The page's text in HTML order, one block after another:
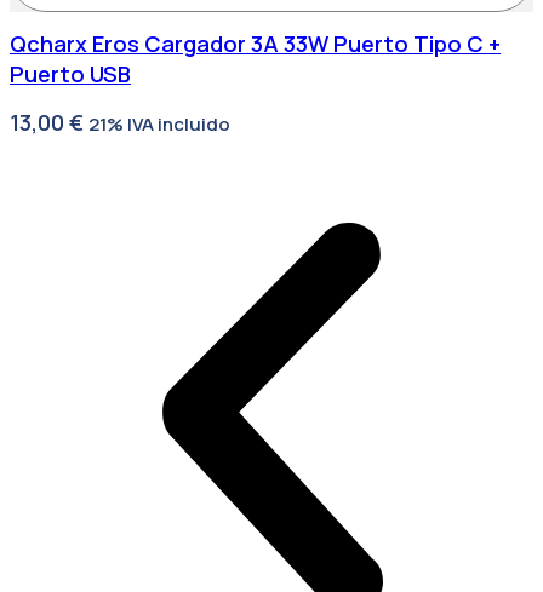
Qcharx Eros Cargador 3A 33W Puerto Tipo C +
Puerto USB
13,00 € 21% IVA incluido